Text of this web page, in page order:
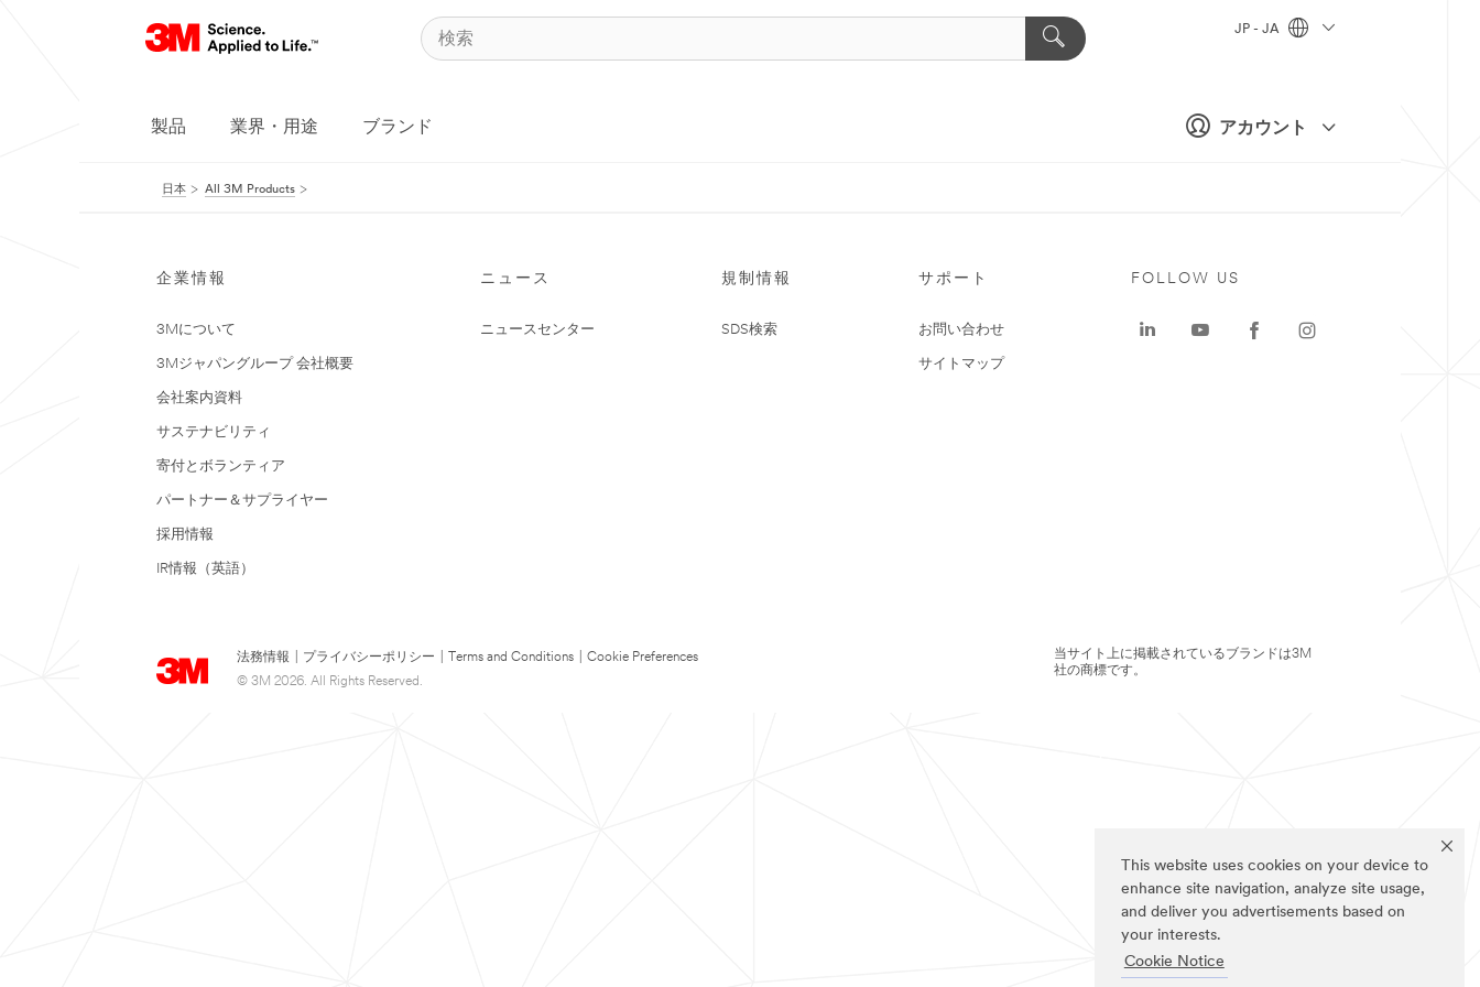
This website uses cookies on your device to
enhance site navigation, analyze site usage,
and deliver you advertisements based on
your interests.
Cookie Notice
アカウント
JP - JA
製品 業界・用途 ブランド
日本 All 3M Products
企業情報
3Mについて
3Mジャパングループ 会社概要
会社案内資料
サステナビリティ
寄付とボランティア
パートナー＆サプライヤー
採用情報
IR情報（英語）
ニュース
ニュースセンター
規制情報
SDS検索
サポート
お問い合わせ
サイトマップ
法務情報 プライバシーポリシー Terms and Conditions
Cookie Preferences
© 3M 2026. All Rights Reserved.
FOLLOW US
当サイト上に掲載されているブランドは3M
社の商標です。